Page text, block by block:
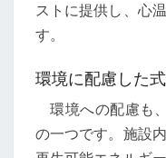
ストに提供し、心
す。
環境に配慮した
環境への配慮も、
の一つです。施設